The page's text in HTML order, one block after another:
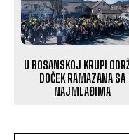
U BOSANSKOJ KRUPI
DOČEK RAMAZANA SA
NAJMLAĐIMA